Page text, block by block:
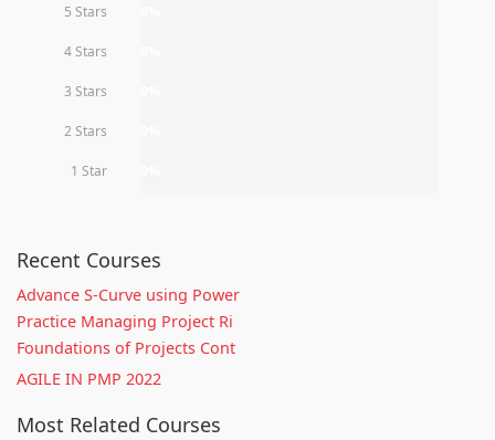
5 Stars
4 Stars
3 Stars
2 Stars
1 Star
Recent Courses
Advance S-Curve using Power
Practice Managing Project Ri
Foundations of Projects Cont
AGILE IN PMP 2022
Most Related Courses